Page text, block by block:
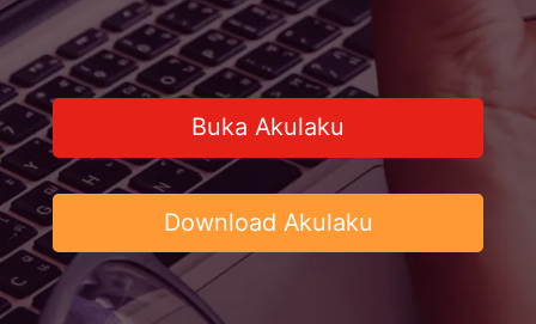
Buka Akulaku
Download Akulaku